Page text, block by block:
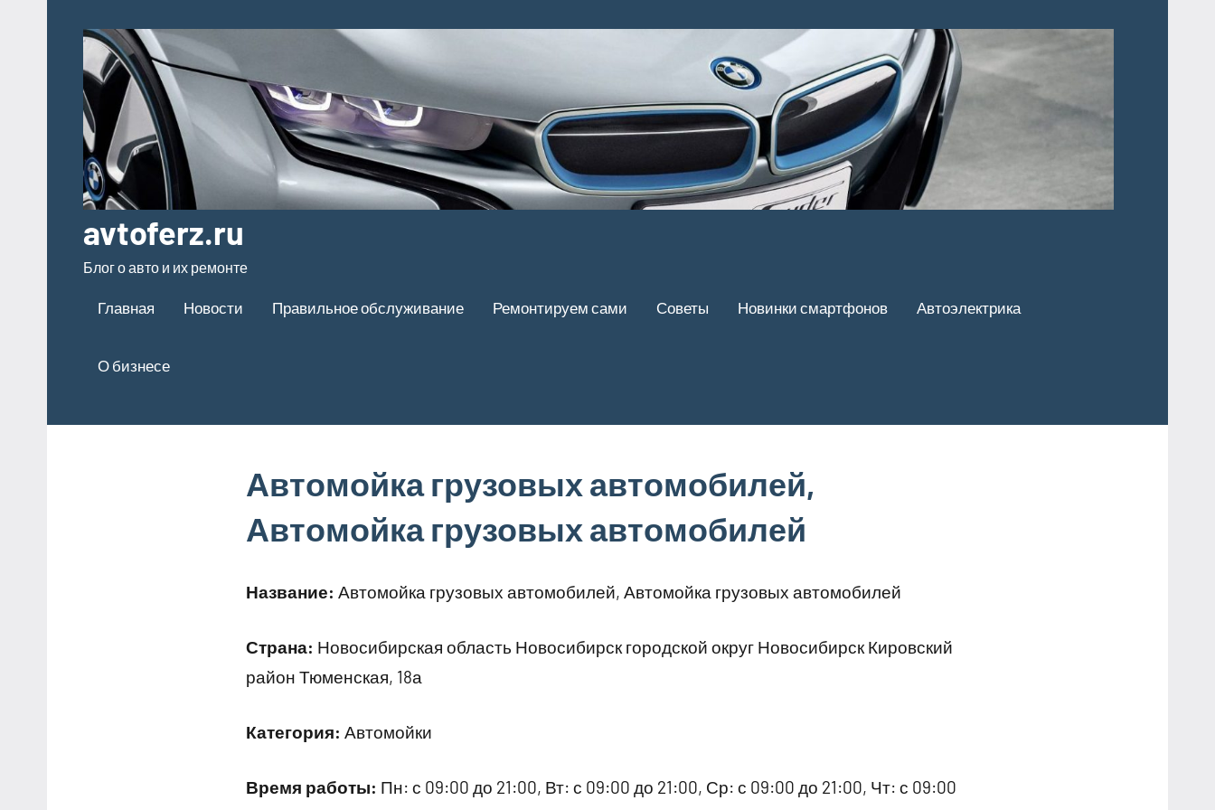
содержимому
avtoferz.ru
Блог о авто и их ремонте
Главная Новости Правильное обслуживание Ремонтируем сами Советы Новинки смартфонов Автоэлектрика
О бизнесе
Автомойка грузовых автомобилей,
Автомойка грузовых автомобилей
Название: Автомойка грузовых автомобилей, Автомойка грузовых автомобилей
Страна: Новосибирская область Новосибирск городской округ Новосибирск Кировский
район Тюменская, 18а
Категория: Автомойки
Время работы: Пн: с 09:00 до 21:00, Вт: с 09:00 до 21:00, Ср: с 09:00 до 21:00, Чт: с 09:00